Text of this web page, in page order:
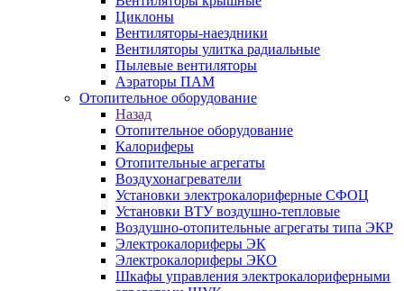
Циклоны
Вентиляторы-наездники
Вентиляторы улитка радиальные
Пылевые вентиляторы
Аэраторы ПАМ
Отопительное оборудование
Назад
Отопительное оборудование
Калориферы
Отопительные агрегаты
Воздухонагреватели
Установки электрокалориферные СФОЦ
Установки ВТУ воздушно-тепловые
Воздушно-отопительные агрегаты типа ЭКР
Электрокалориферы ЭК
Электрокалориферы ЭКО
Шкафы управления электрокалориферными